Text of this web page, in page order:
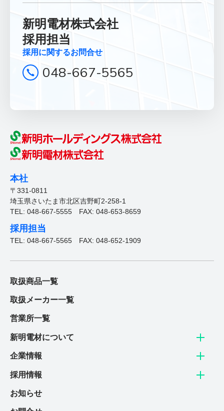
Contact
お問合せ
総合お問合せ
048-667-5555
048-667-5565
電材業界１位を目指す新明電材で、
明るい未来を創造しませんか。
Career
中途採用
新明電材株式会社
採用担当
採用に関するお問合せ
048-667-5565
本社
〒331-0811
埼玉県さいたま市北区吉野町2-258-1
TEL: 048-667-5555 FAX: 048-653-8659
採用担当
TEL: 048-667-5565 FAX: 048-652-1909
取扱商品一覧
取扱メーカー一覧
営業所一覧
新明電材について
企業情報
採用情報
お知らせ